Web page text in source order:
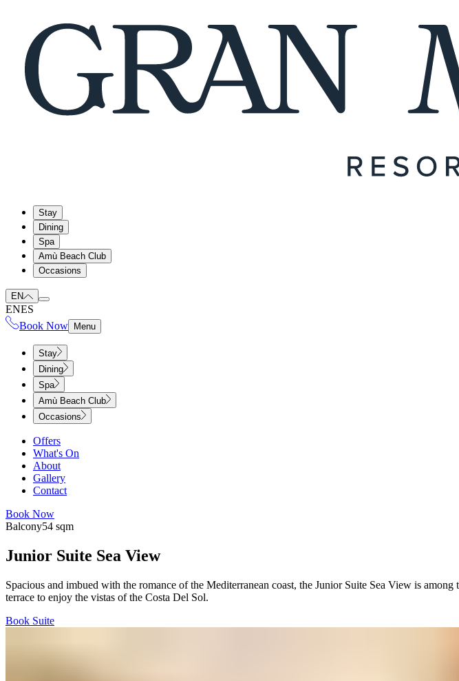
Stay
Dining
Spa
Amù Beach Club
Occasions
EN
ENES
Book Now
Menu
Stay
Dining
Spa
Amù Beach Club
Occasions
Offers
What's On
About
Gallery
Contact
Book Now
Balcony​​​​‌ ‍ ​‍​‍‌‍ ‌ ​‍‌‍‍‌‌‍‌ ‌‍‍‌‌‍ ‍​‍​‍​ ‍‍​‍​‍‌ ​ ‌‍​‌‌‍ ‍‌‍‍‌‌ ‌​‌ ‍‌​‍ ‍‌‍‍‌‌‍ ​‍​‍​‍ ​​‍​‍‌‍‍​‌ ​‍‌‍‌‌‌‍‌‍​‍​‍​ ‍‍​‍​‍‌‍‍​‌ ‌​‌ ‌​‌ ​​‌ ​ ​ ‍‍​‍ ​‍ ‌‍ ​​‍ ‌‌‍​‌‌‍ ‍‌‍‌​​‍ ‌‌ ​‍​‍ ‌‌‍‍​‌‍ ‌ ‌​‌‍‌‌‌‍ ​‌ ​ ​‍ ‌‌ ​ ‌ ‌​‌ ‌‌‌‍‌​‌‍‍‌‌‍ ​‍ ‍‌ ‌‍‌‍‌‌‌ ​‍‌‍​ ‌‍‌‌‌‍ ​​‍ ‍‌‍​‌‌ ​​‌ ​​​‍ ‌‍‍‌‌‍ ‍‌ ‌​‌‍‌‌‌‍ ‍‌ ‌​​‍ ‌‍‌‌‌‍‌​‌‍‍‌‌ ‌​​‍ ‌‍ ‌‌‍ ‌‍‌​‌‍‌‌​ ‌‌ ​​‌ ​‍‌‍‌‌‌ ​ ‌‍‌‌‌‍ ‍‌ ‌​‌‍​‌‌ ‌​‌‍‍‌‌‍ ‌‍ ‍​ ‍ ‌‍‍‌‌‍‌​​ ‌​ ‍​​ ‌‍‌‍‌‍​ ‌‍‌‍​ ‌‍​‍​ ‌​‌‍​‍​‍ ‌​ ‌ ​ ‌‍​ ​​​ ‍‌​‍ ‌​ ‌​​ ‌‌‌‍​ ​ ‍‌​‍ ‌​ ‍​‌‍​‍​ ‌ ​ ‌ ​‍ ‌‌‍​‌​ ​‌​ ‌‌​ ‍‌‌‍​‍‌‍​‌​ ​‌​ ​‌‌‍‌‍​ ‌‍​ ​‌​ ‍‌​ ‍ ‌ ‌​‌ ‍‌‌ ​​‌‍‌‌​ ‌‌‍‍​‌‍ ‌ ‌​‌‍‌‌‌‍ ​‌‌​‍‌‍ ‌‍ ‌‍ ‌‌‌​ ‌ ‌‌‌‍‍‌‌ ‌​‌‍‌‌‌​​‌‌‍ ‌‌‍‌‌‌‍ ‍‌‍‍‌‌ ‌​‌ ‍‌​ ‍ ‌ ​​‌‍​‌‌ ‌​‌‍‍​​ ‌‌ ‌​‌‍‍‌‌ ‌​‌‍ ​‌‍‌‌​ ‌‍​‍‌‍​‌‌ ​ ‌‍‌‌‌‌‌‌‌ ​‍‌‍ ​​ ‌‌‍‍​‌ ‌​‌ ‌​‌ ​​‌ ​ ​‍‌‌​ ​ ‌​​‌​‍‌‌​ ​‍‌​‌‍​‍‌‌​ ​‍‌​‌‍‌‍ ​​‍ ‌‌‍​‌‌‍ ‍‌‍‌​​‍ ‌‌ ​‍​‍ ‌‌‍‍​‌‍ ‌ ‌​‌‍‌‌‌‍ ​‌ ​ ​‍ ‌‌ ​ ‌ ‌​‌ ‌‌‌‍‌​‌‍‍‌‌‍ ​‍ ‍‌ ‌‍‌‍‌‌‌ ​‍‌‍​ ‌‍‌‌‌‍ ​​‍ ‍‌‍​‌‌ ​​‌ ​​​‍‌‍‌‍‍‌‌‍‌​​ ‌​ ‍​​ ‌‍‌‍‌‍​ ‌‍‌‍​ ‌‍​‍​ ‌​‌‍​‍​‍ ‌​ ‌ ​ ‌‍​ ​​​ ‍‌​‍ ‌​ ‌​​ ‌‌‌‍​ ​ ‍‌​‍ ‌​ ‍​‌‍​‍​ ‌ ​ ‌ ​‍ ‌‌‍​‌​ ​‌​ ‌‌​ ‍‌‌‍​‍‌‍​‌​ ​‌​ ​‌‌‍‌‍​ ‌‍​ ​‌​ ‍‌​‍‌‍‌ ‌​‌ ‍‌‌ ​​‌‍‌‌​ ‌‌‍‍​‌‍ ‌ ‌​‌‍‌‌‌‍ ​‌‌​‍‌‍ ‌‍ ‌‍ ‌‌‌​ ‌ ‌‌‌‍‍‌‌ ‌​‌‍‌‌‌​​‌‌‍ ‌‌‍‌‌‌‍ ‍‌‍‍‌‌ ‌​‌ ‍‌​‍‌‍‌ ​​‌‍​‌‌ ‌​‌‍‍​​ ‌‌ ‌​‌‍‍‌‌ ‌​‌‍ ​‌‍‌‌​‍‌‍‌ ​​‌‍‌‌‌ ​‍‌ ​ ‌ ​​‌‍‌‌‌‍​ ‌ ‌​‌‍‍‌‌ ‌‍‌‍‌‌​ ‌‌ ​​‌ ‌‌‌‍​‍‌‍ ​‌‍‍‌‌ ​ ‌‍‍​‌‍‌‌‌‍‌​​‍​‍‌ ‌54 sqm​​​​‌ ‍ ​‍​‍‌‍ ‌ ​‍‌‍‍‌‌‍‌ ‌‍‍‌‌‍ ‍​‍​‍​ ‍‍​‍​‍‌ ​ ‌‍​‌‌‍ ‍‌‍‍‌‌ ‌​‌ ‍‌​‍ ‍‌‍‍‌‌‍ ​‍​‍​‍ ​​‍​‍‌‍‍​‌ ​‍‌‍‌‌‌‍‌‍​‍​‍​ ‍‍​‍​‍‌‍‍​‌ ‌​‌ ‌​‌ ​​‌ ​ ​ ‍‍​‍ ​‍ ‌‍ ​​‍ ‌‌‍​‌‌‍ ‍‌‍‌​​‍ ‌‌ ​‍​‍ ‌‌‍‍​‌‍ ‌ ‌​‌‍‌‌‌‍ ​‌ ​ ​‍ ‌‌ ​ ‌ ‌​‌ ‌‌‌‍‌​‌‍‍‌‌‍ ​‍ ‍‌ ‌‍‌‍‌‌‌ ​‍‌‍​ ‌‍‌‌‌‍ ​​‍ ‍‌‍​‌‌ ​​‌ ​​​‍ ‌‍‍‌‌‍ ‍‌ ‌​‌‍‌‌‌‍ ‍‌ ‌​​‍ ‌‍‌‌‌‍‌​‌‍‍‌‌ ‌​​‍ ‌‍ ‌‌‍ ‌‍‌​‌‍‌‌​ ‌‌ ​​‌ ​‍‌‍‌‌‌ ​ ‌‍‌‌‌‍ ‍‌ ‌​‌‍​‌‌ ‌​‌‍‍‌‌‍ ‌‍ ‍​ ‍ ‌‍‍‌‌‍‌​​ ‌‌‍‌‌​ ​​​ ‌ ​ ‌‌‌‍‌​‌‍​‍​ ‌‍​ ‌ ​‍ ‌​ ​‌‌‍‌‌​ ​‍‌‍​ ​‍ ‌​ ‌​​ ​​​ ‍​​ ‌‍​‍ ‌​ ‍‌‌‍​ ​ ​‌​ ‌​​‍ ‌‌‍​‌‌‍‌‌​ ‍‌​ ‍​​ ​​​ ‌‍‌‍‌‌​ ‌‍​ ‌ ​ ‌​‌‍​ ​ ​​​ ‍ ‌ ‌​‌ ‍‌‌ ​​‌‍‌‌​ ‌‌‍‍​‌‍ ‌ ‌​‌‍‌‌‌‍ ​‌‌​‍‌‍ ‌‍ ‌‍ ‌‌‌​ ‌ ‌‌‌‍‍‌‌ ‌​‌‍‌‌‌​​‌‌‍ ‌‌‍‌‌‌‍ ‍‌‍‍‌‌ ‌​‌ ‍‌​ ‍ ‌ ​​‌‍​‌‌ ‌​‌‍‍​​ ‌‌ ‌​‌‍‍‌‌ ‌​‌‍ ​‌‍‌‌​ ‌‍​‍‌‍​‌‌ ​ ‌‍‌‌‌‌‌‌‌ ​‍‌‍ ​​ ‌‌‍‍​‌ ‌​‌ ‌​‌ ​​‌ ​ ​‍‌‌​ ​ ‌​​‌​‍‌‌​ ​‍‌​‌‍​‍‌‌​ ​‍‌​‌‍‌‍ ​​‍ ‌‌‍​‌‌‍ ‍‌‍‌​​‍ ‌‌ ​‍​‍ ‌‌‍‍​‌‍ ‌ ‌​‌‍‌‌‌‍ ​‌ ​ ​‍ ‌‌ ​ ‌ ‌​‌ ‌‌‌‍‌​‌‍‍‌‌‍ ​‍ ‍‌ ‌‍‌‍‌‌‌ ​‍‌‍​ ‌‍‌‌‌‍ ​​‍ ‍‌‍​‌‌ ​​‌ ​​​‍‌‍‌‍‍‌‌‍‌​​ ‌‌‍‌‌​ ​​​ ‌ ​ ‌‌‌‍‌​‌‍​‍​ ‌‍​ ‌ ​‍ ‌​ ​‌‌‍‌‌​ ​‍‌‍​ ​‍ ‌​ ‌​​ ​​​ ‍​​ ‌‍​‍ ‌​ ‍‌‌‍​ ​ ​‌​ ‌​​‍ ‌‌‍​‌‌‍‌‌​ ‍‌​ ‍​​ ​​​ ‌‍‌‍‌‌​ ‌‍​ ‌ ​ ‌​‌‍​ ​ ​​​‍‌‍‌ ‌​‌ ‍‌‌ ​​‌‍‌‌​ ‌‌‍‍​‌‍ ‌ ‌​‌‍‌‌‌‍ ​‌‌​‍‌‍ ‌‍ ‌‍ ‌‌‌​ ‌ ‌‌‌‍‍‌‌ ‌​‌‍‌‌‌​​‌‌‍ ‌‌‍‌‌‌‍ ‍‌‍‍‌‌ ‌​‌ ‍‌​‍‌‍‌ ​​‌‍​‌‌ ‌​‌‍‍​​ ‌‌ ‌​‌‍‍‌‌ ‌​‌‍ ​‌‍‌‌​‍‌‍‌ ​​‌‍‌‌‌ ​‍‌ ​ ‌ ​​‌‍‌‌‌‍​ ‌ ‌​‌‍‍‌‌ ‌‍‌‍‌‌​ ‌‌ ​​‌ ‌‌‌‍​‍‌‍ ​‌‍‍‌‌ ​ ‌‍‍​‌‍‌‌‌‍‌​​‍​‍‌ ‌
Junior Suite Sea View​​​​‌ ‍ ​‍​‍‌‍ ‌ ​‍‌‍‍‌‌‍‌ ‌‍‍‌‌‍ ‍​‍​‍​ ‍‍​‍​‍‌ ​ ‌‍​‌‌‍ ‍‌‍‍‌‌ ‌​‌ ‍‌​‍ ‍‌‍‍‌‌‍ ​‍​‍​‍ ​​‍​‍‌‍‍​‌ ​‍‌‍‌‌‌‍‌‍​‍​‍​ ‍‍​‍​‍‌‍‍​‌ ‌​‌ ‌​‌ ​​‌ ​ ​ ‍‍​‍ ​‍ ‌‍ ​​‍ ‌‌‍​‌‌‍ ‍‌‍‌​​‍ ‌‌ ​‍​‍ ‌‌‍‍​‌‍ ‌ ‌​‌‍‌‌‌‍ ​‌ ​ ​‍ ‌‌ ​ ‌ ‌​‌ ‌‌‌‍‌​‌‍‍‌‌‍ ​‍ ‍‌ ‌‍‌‍‌‌‌ ​‍‌‍​ ‌‍‌‌‌‍ ​​‍ ‍‌‍​‌‌ ​​‌ ​​​‍ ‌‍‍‌‌‍ ‍‌ ‌​‌‍‌‌‌‍ ‍‌ ‌​​‍ ‌‍‌‌‌‍‌​‌‍‍‌‌ ‌​​‍ ‌‍ ‌‌‍ ‌‍‌​‌‍‌‌​ ‌‌ ​​‌ ​‍‌‍‌‌‌ ​ ‌‍‌‌‌‍ ‍‌ ‌​‌‍​‌‌ ‌​‌‍‍‌‌‍ ‌‍ ‍​ ‍ ‌‍‍‌‌‍‌​​ ‌‌‍​ ‌‍‌​​ ‌‌​ ​ ​ ‍​‌‍​‍‌‍‌‍‌‍‌​​‍ ‌​ ‍​​ ​‍‌‍‌‍‌‍​‍​‍ ‌​ ‌​‌‍​ ‌‍‌‍​ ‍‌​‍ ‌​ ‍‌​ ​‍‌‍‌‍​ ​‌​‍ ‌​ ​‌‌‍​‍‌‍​‌​ ​‌​ ‌‌‌‍‌‍‌‍​‌​ ‍​‌‍‌‌​ ‌ ​ ​​​ ‌‍​ ‍ ‌ ‌​‌ ‍‌‌ ​​‌‍‌‌​ ‌‌‍‍​‌‍ ‌ ‌​‌‍‌‌‌‍ ​‌‌​‍‌‍ ‌‍ ‌‍ ‌‌‌​ ‌ ‌‌‌‍‍‌‌ ‌​‌‍‌‌​ ‍ ‌ ​​‌‍​‌‌ ‌​‌‍‍​​ ‌‌ ‌​‌‍‍‌‌ ‌​‌‍ ​‌‍‌‌​ ‌‍​‍‌‍​‌‌ ​ ‌‍‌‌‌‌‌‌‌ ​‍‌‍ ​​ ‌‌‍‍​‌ ‌​‌ ‌​‌ ​​‌ ​ ​‍‌‌​ ​ ‌​​‌​‍‌‌​ ​‍‌​‌‍​‍‌‌​ ​‍‌​‌‍‌‍ ​​‍ ‌‌‍​‌‌‍ ‍‌‍‌​​‍ ‌‌ ​‍​‍ ‌‌‍‍​‌‍ ‌ ‌​‌‍‌‌‌‍ ​‌ ​ ​‍ ‌‌ ​ ‌ ‌​‌ ‌‌‌‍‌​‌‍‍‌‌‍ ​‍ ‍‌ ‌‍‌‍‌‌‌ ​‍‌‍​ ‌‍‌‌‌‍ ​​‍ ‍‌‍​‌‌ ​​‌ ​​​‍‌‍‌‍‍‌‌‍‌​​ ‌‌‍​ ‌‍‌​​ ‌‌​ ​ ​ ‍​‌‍​‍‌‍‌‍‌‍‌​​‍ ‌​ ‍​​ ​‍‌‍‌‍‌‍​‍​‍ ‌​ ‌​‌‍​ ‌‍‌‍​ ‍‌​‍ ‌​ ‍‌​ ​‍‌‍‌‍​ ​‌​‍ ‌​ ​‌‌‍​‍‌‍​‌​ ​‌​ ‌‌‌‍‌‍‌‍​‌​ ‍​‌‍‌‌​ ‌ ​ ​​​ ‌‍​‍‌‍‌ ‌​‌ ‍‌‌ ​​‌‍‌‌​ ‌‌‍‍​‌‍ ‌ ‌​‌‍‌‌‌‍ ​‌‌​‍‌‍ ‌‍ ‌‍ ‌‌‌​ ‌ ‌‌‌‍‍‌‌ ‌​‌‍‌‌​‍‌‍‌ ​​‌‍​‌‌ ‌​‌‍‍​​ ‌‌ ‌​‌‍‍‌‌ ‌​‌‍ ​‌‍‌‌​‍‌‍‌ ​​‌‍‌‌‌ ​‍‌ ​ ‌ ​​‌‍‌‌‌‍​ ‌ ‌​‌‍‍‌‌ ‌‍‌‍‌‌​ ‌‌ ​​‌ ‌‌‌‍​‍‌‍ ​‌‍‍‌‌ ​ ‌‍‍​‌‍‌‌‌‍‌​​‍​‍‌ ‌
Spacious and imbued with the romance of the Mediterranean coast, the Junior Suite Sea View is
terrace to enjoy the vistas of the Costa Del Sol.​​​​‌ ‍ ​‍​‍‌‍ ‌ ​‍‌‍‍‌‌‍‌ ‌‍‍‌‌‍ ‍​‍​‍​ ‍‍​‍​‍‌ ​ ‌‍​‌‌‍ ‍‌‍‍‌‌ ‌​‌ ‍‌​‍ ‍‌‍‍‌‌‍ ​‍​‍​‍ ​​‍​‍‌‍‍​‌ ​‍‌‍‌‌‌‍‌‍​‍​‍​ ‍‍​‍​‍‌‍‍​‌ ‌​‌ ‌​‌ ​​‌ ​ ​ ‍‍​‍ ​‍ ‌‍ ​​‍ ‌‌‍​‌‌‍ ‍‌‍‌​​‍ ‌‌ ​‍​‍ ‌‌‍‍​‌‍ ‌ ‌​‌‍‌‌‌‍ ​‌ ​ ​‍ ‌‌ ​ ‌ ‌​‌ ‌‌‌‍‌​‌‍‍‌‌‍ ​‍ ‍‌ ‌‍‌‍‌‌‌ ​‍‌‍​ ‌‍‌‌‌‍ ​​‍ ‍‌‍​‌‌ ​​‌ ​​​‍ ‌‍‍‌‌‍ ‍‌ ‌​‌‍‌‌‌‍ ‍‌ ‌​​‍ ‌‍‌‌‌‍‌​‌‍‍‌‌ ‌​​‍ ‌‍ ‌‌‍ ‌‍‌​‌‍‌‌​ ‌‌ ​​‌ ​‍‌‍‌‌‌ ​ ‌‍‌‌‌‍ ‍‌ ‌​‌‍​‌‌ ‌​‌‍‍‌‌‍ ‌‍ ‍​ ‍ ‌‍‍‌‌‍‌​​ ‌‌‍​ ‌‍‌​​ ‌‌​ ​ ​ ‍​‌‍​‍‌‍‌‍‌‍‌​​‍ ‌​ ‍​​ ​‍‌‍‌‍‌‍​‍​‍ ‌​ ‌​‌‍​ ‌‍‌‍​ ‍‌​‍ ‌​ ‍‌​ ​‍‌‍‌‍​ ​‌​‍ ‌​ ​‌‌‍​‍‌‍​‌​ ​‌​ ‌‌‌‍‌‍‌‍​‌​ ‍​‌‍‌‌​ ‌ ​ ​​​ ‌‍​ ‍ ‌ ‌​‌ ‍‌‌ ​​‌‍‌‌​ ‌‌‍‍​‌‍ ‌ ‌​‌‍‌‌‌‍ ​‌‌​‍‌‍ ‌‍ ‌‍ ‌‌‌​ ‌ ‌‌‌‍‍‌‌ ‌​‌‍‌‌​ ‍ ‌ ​​‌‍​‌‌ ‌​‌‍‍​​ ‌‌‍‌​‌‍‌‌‌ ​ ‌‍​ ‌ ​‍‌‍‍‌‌ ​​‌ ‌​‌‍‍‌‌‍ ‌‍ ‍​ ‌‍​‍‌‍​‌‌ ​ ‌‍‌‌‌‌‌‌‌ ​‍‌‍ ​​ ‌‌‍‍​‌ ‌​‌ ‌​‌ ​​‌ ​ ​‍‌‌​ ​ ‌​​‌​‍‌‌​ ​‍‌​‌‍​‍‌‌​ ​‍‌​‌‍‌‍ ​​‍ ‌‌‍​‌‌‍ ‍‌‍‌​​‍ ‌‌ ​‍​‍ ‌‌‍‍​‌‍ ‌ ‌​‌‍‌‌‌‍ ​‌ ​ ​‍ ‌‌ ​ ‌ ‌​‌ ‌‌‌‍‌​‌‍‍‌‌‍ ​‍ ‍‌ ‌‍‌‍‌‌‌ ​‍‌‍​ ‌‍‌‌‌‍ ​​‍ ‍‌‍​‌‌ ​​‌ ​​​‍‌‍‌‍‍‌‌‍‌​​ ‌‌‍​ ‌‍‌​​ ‌‌​ ​ ​ ‍​‌‍​‍‌‍‌‍‌‍‌​​‍ ‌​ ‍​​ ​‍‌‍‌‍‌‍​‍​‍ ‌​ ‌​‌‍​ ‌‍‌‍​ ‍‌​‍ ‌​ ‍‌​ ​‍‌‍‌‍​ ​‌​‍ ‌​ ​‌‌‍​‍‌‍​‌​ ​‌​ ‌‌‌‍‌‍‌‍​‌​ ‍​‌‍‌‌​ ‌ ​ ​​​ ‌‍​‍‌‍‌ ‌​‌ ‍‌‌ ​​‌‍‌‌​ ‌‌‍‍​‌‍ ‌ ‌​‌‍‌‌‌‍ ​‌‌​‍‌‍ ‌‍ ‌‍ ‌‌‌​ ‌ ‌‌‌‍‍‌‌ ‌​‌‍‌‌​‍‌‍‌ ​​‌‍​‌‌ ‌​‌‍‍​​ ‌‌‍‌​‌‍‌‌‌ ​ ‌‍​ ‌ ​‍‌‍‍‌‌ ​​‌ ‌​‌‍‍‌‌‍ ‌‍ ‍​‍‌‍‌ ​​‌‍‌‌‌ ​‍‌ ​ ‌ ​​‌‍‌‌‌‍​ ‌ ‌​‌‍‍‌‌ ‌‍‌‍‌‌​ ‌‌ ​​‌ ‌‌‌‍​‍‌‍ ​‌‍‍‌‌ ​ ‌‍‍​‌‍‌‌‌‍‌​​‍​‍‌ ‌
Book Suite​​​​‌ ‍ ​‍​‍‌‍ ‌ ​‍‌‍‍‌‌‍‌ ‌‍‍‌‌‍ ‍​‍​‍​ ‍‍​‍​‍‌ ​ ‌‍​‌‌‍ ‍‌‍‍‌‌ ‌​‌ ‍‌​‍ ‍‌‍‍‌‌‍ ​‍​‍​‍ ​​‍​‍‌‍‍​‌ ​‍‌‍‌‌‌‍‌‍​‍​‍​ ‍‍​‍​‍‌‍‍​‌ ‌​‌ ‌​‌ ​​‌ ​ ​ ‍‍​‍ ​‍ ‌‍ ​​‍ ‌‌‍​‌‌‍ ‍‌‍‌​​‍ ‌‌ ​‍​‍ ‌‌‍‍​‌‍ ‌ ‌​‌‍‌‌‌‍ ​‌ ​ ​‍ ‌‌ ​ ‌ ‌​‌ ‌‌‌‍‌​‌‍‍‌‌‍ ​‍ ‍‌ ‌‍‌‍‌‌‌ ​‍‌‍​ ‌‍‌‌‌‍ ​​‍ ‍‌‍​‌‌ ​​‌ ​​​‍ ‌‍‍‌‌‍ ‍‌ ‌​‌‍‌‌‌‍ ‍‌ ‌​​‍ ‌‍‌‌‌‍‌​‌‍‍‌‌ ‌​​‍ ‌‍ ‌‌‍ ‌‍‌​‌‍‌‌​ ‌‌ ​​‌ ​‍‌‍‌‌‌ ​ ‌‍‌‌‌‍ ‍‌ ‌​‌‍​‌‌ ‌​‌‍‍‌‌‍ ‌‍ ‍​ ‍ ‌‍‍‌‌‍‌​​ ‌‌‍​ ‌‍‌​​ ‌‌​ ​ ​ ‍​‌‍​‍‌‍‌‍‌‍‌​​‍ ‌​ ‍​​ ​‍‌‍‌‍‌‍​‍​‍ ‌​ ‌​‌‍​ ‌‍‌‍​ ‍‌​‍ ‌​ ‍‌​ ​‍‌‍‌‍​ ​‌​‍ ‌​ ​‌‌‍​‍‌‍​‌​ ​‌​ ‌‌‌‍‌‍‌‍​‌​ ‍​‌‍‌‌​ ‌ ​ ​​​ ‌‍​ ‍ ‌ ‌​‌ ‍‌‌ ​​‌‍‌‌​ ‌‌‍‍​‌‍ ‌ ‌​‌‍‌‌‌‍ ​‌‌​‍‌‍ ‌‍ ‌‍ ‌‌‌​ ‌ ‌‌‌‍‍‌‌ ‌​‌‍‌‌​ ‍ ‌ ​​‌‍​‌‌ ‌​‌‍‍​​ ‌‌‍​ ‌ ‌​‌‍​‌​‍ ‍‌‍ ​‌‍​‌‌‍​‍‌‍‌‌‌‍ ​​ ‌‍​‍‌‍​‌‌ ​ ‌‍‌‌‌‌‌‌‌ ​‍‌‍ ​​ ‌‌‍‍​‌ ‌​‌ ‌​‌ ​​‌ ​ ​‍‌‌​ ​ ‌​​‌​‍‌‌​ ​‍‌​‌‍​‍‌‌​ ​‍‌​‌‍‌‍ ​​‍ ‌‌‍​‌‌‍ ‍‌‍‌​​‍ ‌‌ ​‍​‍ ‌‌‍‍​‌‍ ‌ ‌​‌‍‌‌‌‍ ​‌ ​ ​‍ ‌‌ ​ ‌ ‌​‌ ‌‌‌‍‌​‌‍‍‌‌‍ ​‍ ‍‌ ‌‍‌‍‌‌‌ ​‍‌‍​ ‌‍‌‌‌‍ ​​‍ ‍‌‍​‌‌ ​​‌ ​​​‍‌‍‌‍‍‌‌‍‌​​ ‌‌‍​ ‌‍‌​​ ‌‌​ ​ ​ ‍​‌‍​‍‌‍‌‍‌‍‌​​‍ ‌​ ‍​​ ​‍‌‍‌‍‌‍​‍​‍ ‌​ ‌​‌‍​ ‌‍‌‍​ ‍‌​‍ ‌​ ‍‌​ ​‍‌‍‌‍​ ​‌​‍ ‌​ ​‌‌‍​‍‌‍​‌​ ​‌​ ‌‌‌‍‌‍‌‍​‌​ ‍​‌‍‌‌​ ‌ ​ ​​​ ‌‍​‍‌‍‌ ‌​‌ ‍‌‌ ​​‌‍‌‌​ ‌‌‍‍​‌‍ ‌ ‌​‌‍‌‌‌‍ ​‌‌​‍‌‍ ‌‍ ‌‍ ‌‌‌​ ‌ ‌‌‌‍‍‌‌ ‌​‌‍‌‌​‍‌‍‌ ​​‌‍​‌‌ ‌​‌‍‍​​ ‌‌‍​ ‌ ‌​‌‍​‌​‍ ‍‌‍ ​‌‍​‌‌‍​‍‌‍‌‌‌‍ ​​‍‌‍‌ ​​‌‍‌‌‌ ​‍‌ ​ ‌ ​​‌‍‌‌‌‍​ ‌ ‌​‌‍‍‌‌ ‌‍‌‍‌‌​ ‌‌ ​​‌ ‌‌‌‍​‍‌‍ ​‌‍‍‌‌ ​ ‌‍‍​‌‍‌‌‌‍‌​​‍​‍‌ ‌